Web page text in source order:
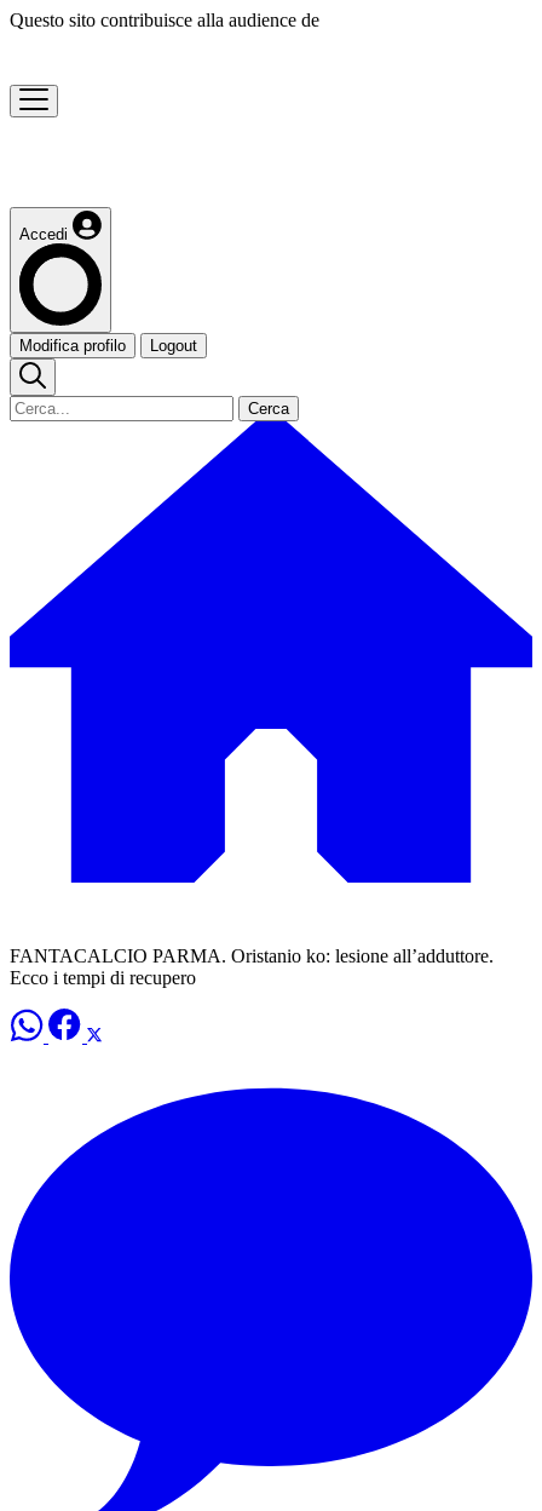
Questo sito contribuisce alla audience de
Accedi
Modifica profilo Logout
Cerca
FANTACALCIO PARMA. Oristanio ko: lesione all’adduttore.
Ecco i tempi di recupero